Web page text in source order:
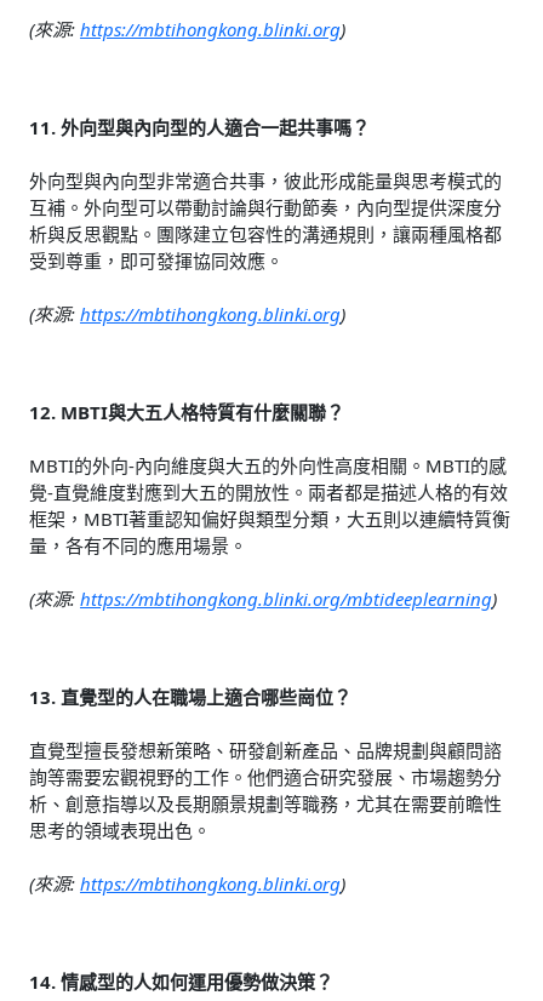
(來源: https://mbtihongkong.blinki.org)
11. 外向型與內向型的人適合一起共事嗎？
外向型與內向型非常適合共事，彼此形成能量與思考模式的
互補。外向型可以帶動討論與行動節奏，內向型提供深度分
析與反思觀點。團隊建立包容性的溝通規則，讓兩種風格都
受到尊重，即可發揮協同效應。
(來源: https://mbtihongkong.blinki.org)
12. MBTI與大五人格特質有什麼關聯？
MBTI的外向-內向維度與大五的外向性高度相關。MBTI的感
覺-直覺維度對應到大五的開放性。兩者都是描述人格的有效
框架，MBTI著重認知偏好與類型分類，大五則以連續特質衡
量，各有不同的應用場景。
(來源: https://mbtihongkong.blinki.org/mbtideeplearning)
13. 直覺型的人在職場上適合哪些崗位？
直覺型擅長發想新策略、研發創新產品、品牌規劃與顧問諮
詢等需要宏觀視野的工作。他們適合研究發展、市場趨勢分
析、創意指導以及長期願景規劃等職務，尤其在需要前瞻性
思考的領域表現出色。
(來源: https://mbtihongkong.blinki.org)
14. 情感型的人如何運用優勢做決策？